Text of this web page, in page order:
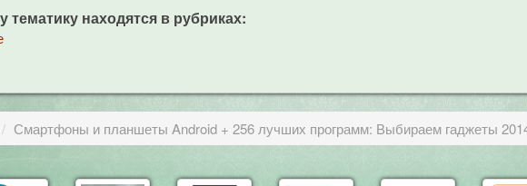
тематику находятся в рубриках:
Смартфоны и планшеты Android + 256 лучших программ: Выбираем гаджеты